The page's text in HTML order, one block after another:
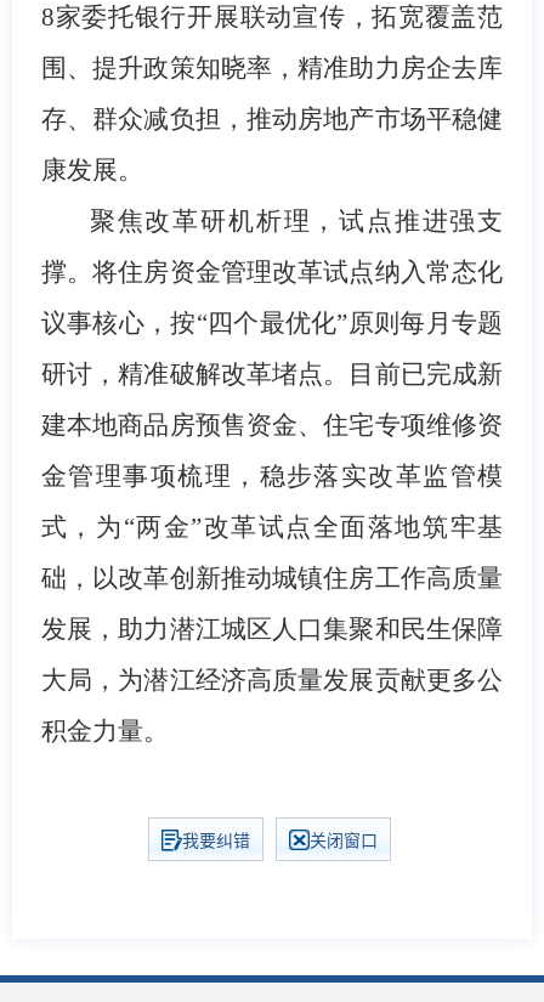
8家委托银行开展联动宣传，拓宽覆盖范
围、提升政策知晓率，精准助力房企去库
存、群众减负担，推动房地产市场平稳健
康发展。
聚焦改革研机析理，试点推进强支
撑。将住房资金管理改革试点纳入常态化
议事核心，按“四个最优化”原则每月专题
研讨，精准破解改革堵点。目前已完成新
建本地商品房预售资金、住宅专项维修资
金管理事项梳理，稳步落实改革监管模
式，为“两金”改革试点全面落地筑牢基
础，以改革创新推动城镇住房工作高质量
发展，助力潜江城区人口集聚和民生保障
大局，为潜江经济高质量发展贡献更多公
积金力量。
我要纠错 关闭窗口